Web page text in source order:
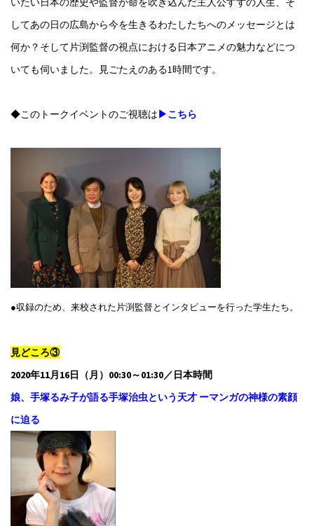
してあの日の広島から今を生きるわたしたちへのメッセージとは
何か？そして片渕監督の視点における日本アニメの魅力などにつ
いても伺いました。見ごたえのある1時間です。
◆このトークイベントのご視聴は▶こちら
●収録のため、来校された片渕監督とインタビューを行った学生たち。
見どころ③
2020年11月16日（月）00:30～01:30／日本時間
娘、手塚るみ子が語る手塚治虫という天才 ーマンガの神様の素顔
に迫る